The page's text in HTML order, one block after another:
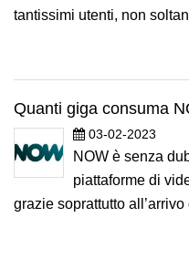
tantissimi utenti, non
Quanti giga consuma
03-02-2023
NOW è senza
piattaforme di
grazie soprattutto